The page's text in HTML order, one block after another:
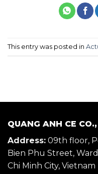
This entry was posted in
QUANG ANH CE
Address: 09th floor,
Bien Phu Street,
Chi Minh City, Vietnam